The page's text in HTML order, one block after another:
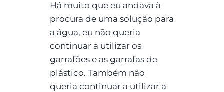
Há muito que eu andava à
procura de uma solução para
a água, eu não queria
continuar a utilizar os
garrafões e as garrafas de
plástico. Também não
queria continuar a utilizar a